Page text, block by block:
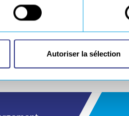
Autoriser la sélection